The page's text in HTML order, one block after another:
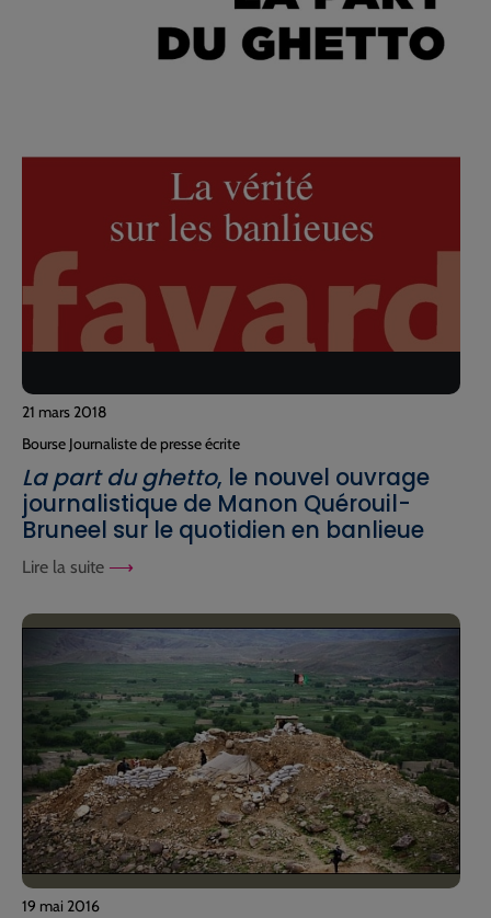
21 mars 2018
Bourse Journaliste de presse écrite
La part du ghetto, le nouvel ouvrage
journalistique de Manon Quérouil-
Bruneel sur le quotidien en banlieue
Lire la suite
19 mai 2016